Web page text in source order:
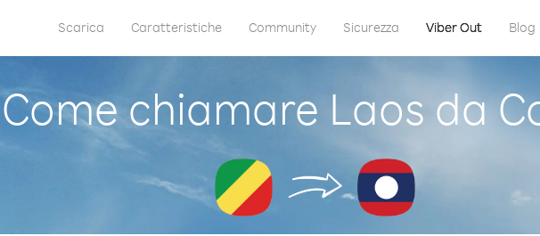
Scarica Caratteristiche Community Sicurezza Viber Out Blog
Come chiamare Laos da